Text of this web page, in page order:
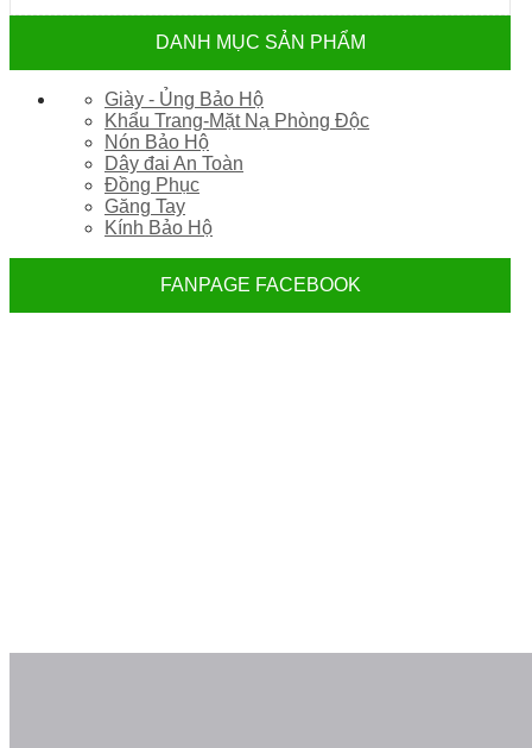
DANH MỤC SẢN PHẨM
Giày - Ủng Bảo Hộ
Khẩu Trang-Mặt Nạ Phòng Độc
Nón Bảo Hộ
Dây đai An Toàn
Đồng Phục
Găng Tay
Kính Bảo Hộ
FANPAGE FACEBOOK